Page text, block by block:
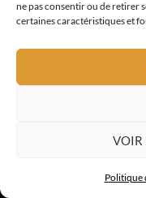
ne pas consentir ou de retirer
certaines caractéristiques et
VOIR
Politique